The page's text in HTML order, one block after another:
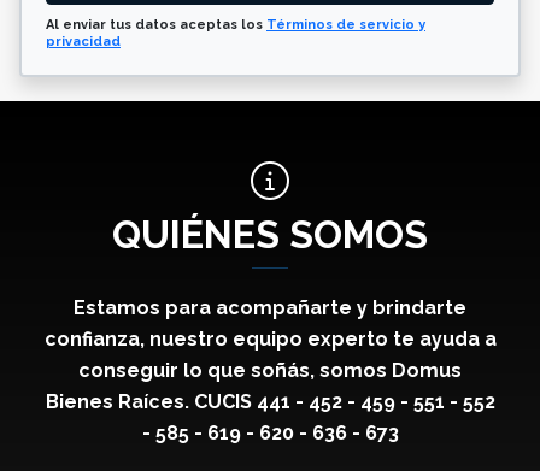
Al enviar tus datos aceptas los Términos de servicio y
privacidad
QUIÉNES SOMOS
Estamos para acompañarte y brindarte
confianza, nuestro equipo experto te ayuda a
conseguir lo que soñás, somos Domus
Bienes Raíces. CUCIS 441 - 452 - 459 - 551 - 552
- 585 - 619 - 620 - 636 - 673